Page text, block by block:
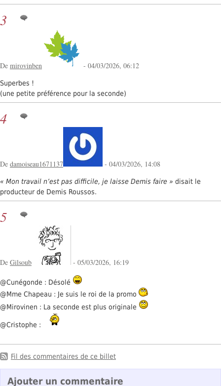
3
De mirovinben - 04/03/2026, 06:12
Superbes !
(une petite préférence pour la seconde)
4
De damoiseau1671137 - 04/03/2026, 14:08
« Mon travail n’est pas difficile, je laisse Demis faire » disait le
producteur de Demis Roussos.
5
De Gilsoub - 05/03/2026, 16:19
@Cunégonde : Désolé
@Mme Chapeau : Je suis le roi de la promo
@Mirovinen : La seconde est plus originale
@Cristophe :
Fil des commentaires de ce billet
Ajouter un commentaire